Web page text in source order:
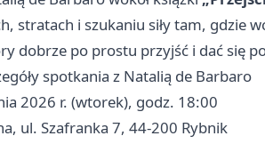
stratach i szukaniu siły tam, gdzie
dobrze po prostu przyjść i dać się
spotkania z Natalią de Barbaro
2026 r. (wtorek), godz. 18:00
ul. Szafranka 7, 44-200 Rybnik